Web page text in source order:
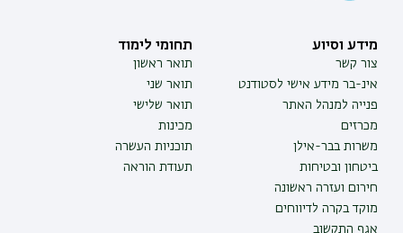
מידע וסיוע
צור קשר
אינ-בר מידע אישי לסטודנט
פנייה למנהל האתר
מכרזים
משרות בבר-אילן
ביטחון ובטיחות
חירום ועזרה ראשונה
מוקד בקרה לדיווחים
אגף התקשוב
תחומי לימוד
תואר ראשון
תואר שני
תואר שלישי
מכינות
תוכניות העשרה
תעודת הוראה